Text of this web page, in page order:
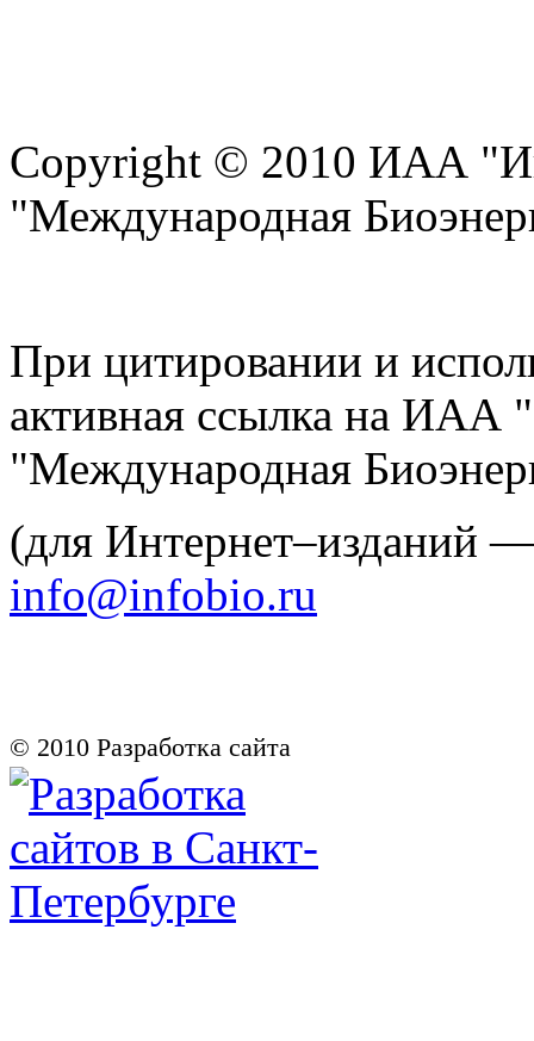
Copyright © 2010 ИАА
"Международная
При цитировании и
активная ссылка на
"Международная
(для Интернет–изданий
info@infobio.ru
© 2010 Разработка сайта